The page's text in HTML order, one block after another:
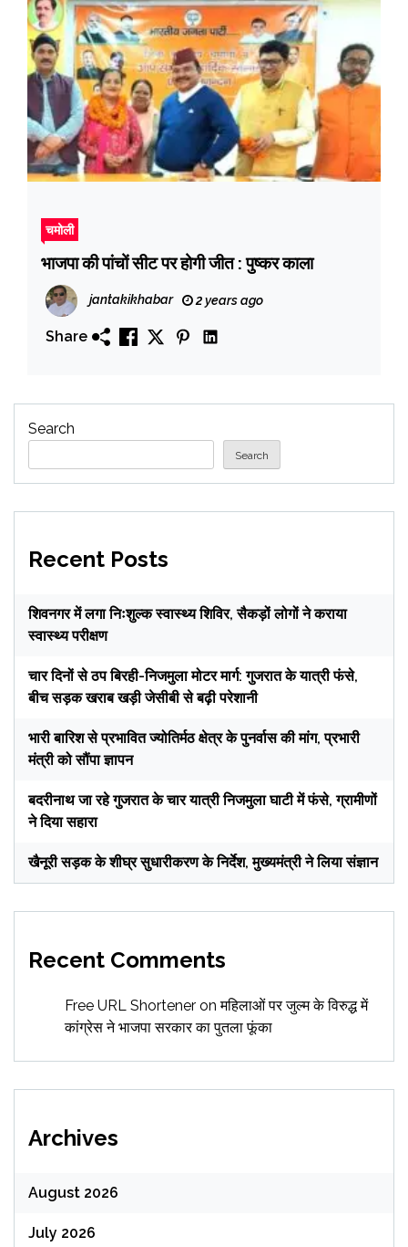
चमोली
भाजपा की पांचों सीट पर होगी जीत : पुष्कर काला
jantakikhabar 2 years ago
Share
Search
Search
Recent Posts
शिवनगर में लगा निःशुल्क स्वास्थ्य शिविर, सैकड़ों लोगों ने कराया
स्वास्थ्य परीक्षण
चार दिनों से ठप बिरही-निजमुला मोटर मार्ग: गुजरात के यात्री फंसे,
बीच सड़क खराब खड़ी जेसीबी से बढ़ी परेशानी
भारी बारिश से प्रभावित ज्योतिर्मठ क्षेत्र के पुनर्वास की मांग, प्रभारी
मंत्री को सौंपा ज्ञापन
बदरीनाथ जा रहे गुजरात के चार यात्री निजमुला घाटी में फंसे, ग्रामीणों
ने दिया सहारा
खैनूरी सड़क के शीघ्र सुधारीकरण के निर्देश, मुख्यमंत्री ने लिया संज्ञान
Recent Comments
Free URL Shortener onमहिलाओं पर जुल्म के विरुद्ध में
कांग्रेस ने भाजपा सरकार का पुतला फूंका
Archives
August 2026
July 2026